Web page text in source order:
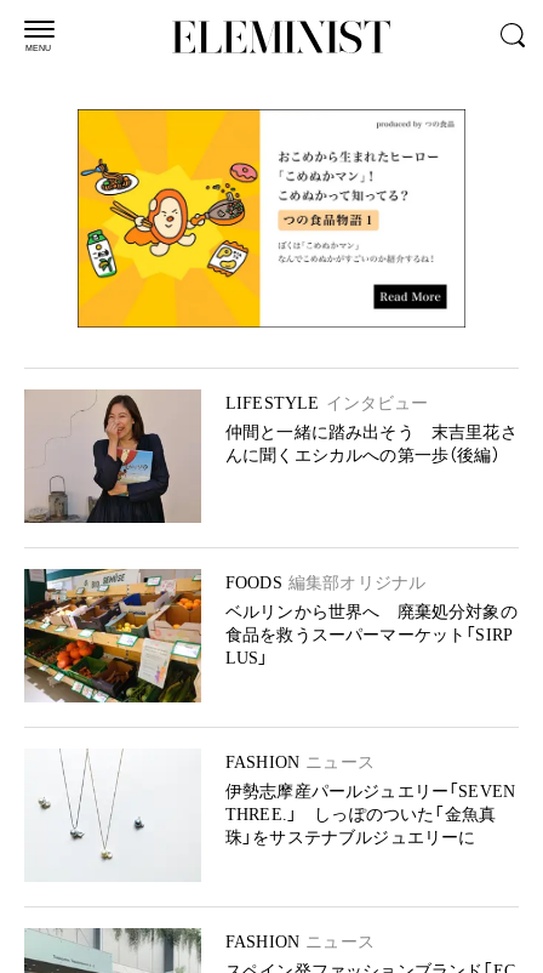
MENU
LIFESTYLE インタビュー
仲間と一緒に踏み出そう 末吉里花さ
んに聞くエシカルへの第一歩（後編）
FOODS 編集部オリジナル
ベルリンから世界へ 廃棄処分対象の
食品を救うスーパーマーケット「SIRP
LUS」
FASHION ニュース
伊勢志摩産パールジュエリー「SEVEN
THREE.」 しっぽのついた「金魚真
珠」をサステナブルジュエリーに
FASHION ニュース